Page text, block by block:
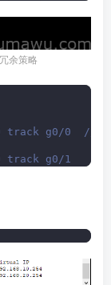
余策略
g0/0  //检测端
track g0/1